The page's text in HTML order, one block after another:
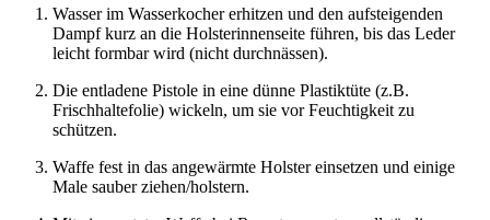
Wasser im Wasserkocher erhitzen und den aufsteigenden
Dampf kurz an die Holsterinnenseite führen, bis das Leder
leicht formbar wird (nicht durchnässen).
Die entladene Pistole in eine dünne Plastiktüte (z.B.
Frischhaltefolie) wickeln, um sie vor Feuchtigkeit zu
schützen.
Waffe fest in das angewärmte Holster einsetzen und einige
Male sauber ziehen/holstern.